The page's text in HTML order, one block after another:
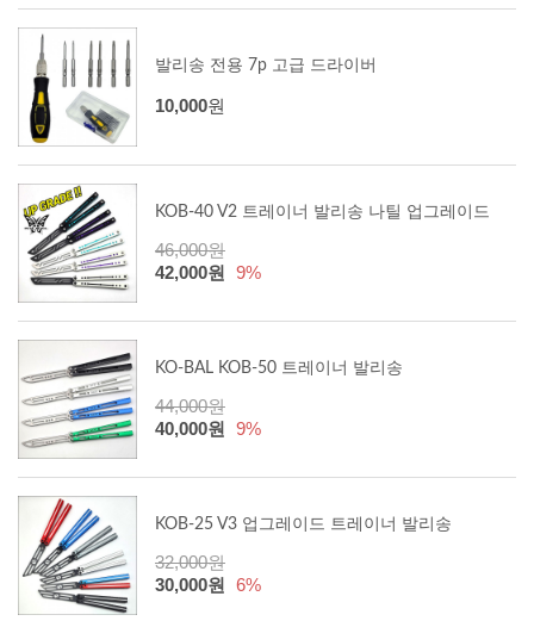
발리송 전용 7p 고급 드라이버
10,000원
KOB-40 V2 트레이너 발리송 나틸 업그레이드
46,000원
42,000원
9%
KO-BAL KOB-50 트레이너 발리송
44,000원
40,000원
9%
KOB-25 V3 업그레이드 트레이너 발리송
32,000원
30,000원
6%